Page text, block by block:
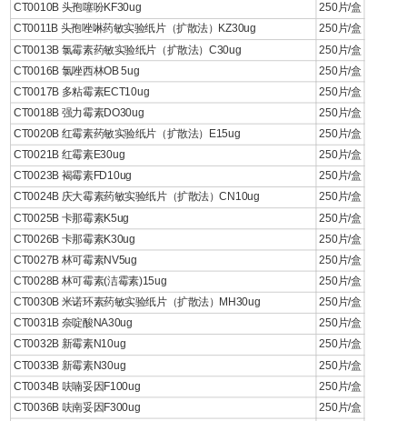
CT0010B 头孢噻吩KF30ug
250片/盒
CT0011B 头孢唑啉药敏实验纸片（扩散法）KZ30ug
250片/盒
CT0013B 氯霉素药敏实验纸片（扩散法）C30ug
250片/盒
CT0016B 氯唑西林OB 5ug
250片/盒
CT0017B 多粘霉素ECT10ug
250片/盒
CT0018B 强力霉素DO30ug
250片/盒
CT0020B 红霉素药敏实验纸片（扩散法）E15ug
250片/盒
CT0021B 红霉素E30ug
250片/盒
CT0023B 褐霉素FD10ug
250片/盒
CT0024B 庆大霉素药敏实验纸片（扩散法）CN10ug
250片/盒
CT0025B 卡那霉素K5ug
250片/盒
CT0026B 卡那霉素K30ug
250片/盒
CT0027B 林可霉素NV5ug 250片/盒
CT0028B 林可霉素(洁霉素)15ug 250片/盒
CT0030B 米诺环素药敏实验纸片（扩散法）MH30ug
250片/盒
CT0031B 奈啶酸NA30ug
250片/盒
CT0032B 新霉素N10ug
250片/盒
CT0033B 新霉素N30ug
250片/盒
CT0034B 呋喃妥因F100ug 250片/盒
CT0036B 呋南妥因F300ug 250片/盒